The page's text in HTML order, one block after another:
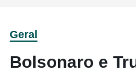
Geral
Bolsonaro e